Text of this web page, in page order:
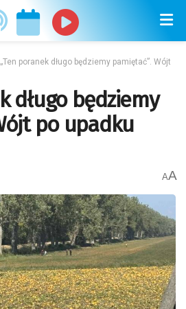
„Ten poranek długo będziemy pamiętać”. Wójt
długo będziemy
po upadku
AA